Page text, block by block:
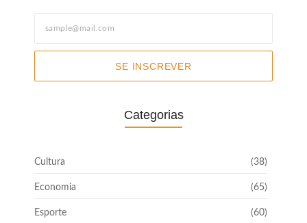
SE INSCREVER
Categorias
Cultura (38)
Economia (65)
Esporte (60)